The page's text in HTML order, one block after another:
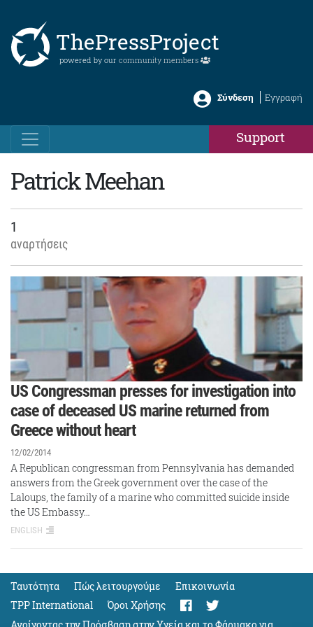
ThePressProject
powered by our community members
Σύνδεση Εγγραφή
Support
Patrick Meehan
1
αναρτήσεις
US Congressman presses for investigation into
case of deceased US marine returned from
Greece without heart
12/02/2014
A Republican congressman from Pennsylvania has demanded
answers from the Greek government over the case of the
Laloups, the family of a marine who committed suicide inside
the US Embassy…
ENGLISH
Ταυτότητα Πώς λειτουργούμε
Eπικοινωνία
TPP International
Όροι Χρήσης